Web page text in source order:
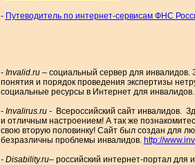
- Путеводитель по интернет-сервисам ФНС
- Invalid.ru– социальный сервер для
понятия и порядок проведения экспертизы
социальные ресурсы в Интернет для инвалидов.
- Invalirus.ru - Всероссийский сайт инвалидов.
и отличным настроением! А так же
свою вторую половинку! Сайт был создан для
безразличны проблемы инвалидов. http://
- Disability.ru– российский интернет-портал для